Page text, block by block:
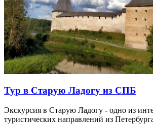
Тур в Старую Ладогу из СПБ
Экскурсия в Старую Ладогу - одно из
туристических направлений из